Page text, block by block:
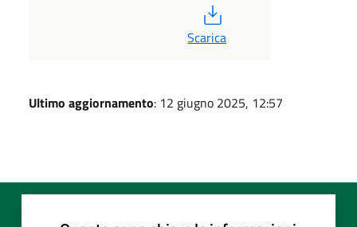
Scarica
Ultimo aggiornamento: 12 giugno 2025, 12:57